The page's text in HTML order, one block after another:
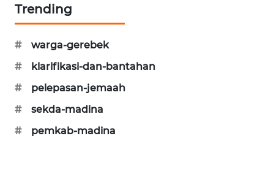
Trending
#
warga-gerebek
#
klarifikasi-dan-bantahan
#
pelepasan-jemaah
#
sekda-madina
#
pemkab-madina
HUMBANG
NEWS
NEWS
ID